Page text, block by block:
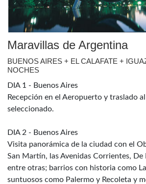
Maravillas de Argentina
BUENOS AIRES + EL CALAFATE +
NOCHES
DIA 1 - Buenos Aires
Recepción en el Aeropuerto y traslado
seleccionado.
DIA 2 - Buenos Aires
Visita panorámica de la ciudad con el
San Martín, las Avenidas Corrientes, De
entre otras; barrios con historia como La
suntuosos como Palermo y Recoleta y